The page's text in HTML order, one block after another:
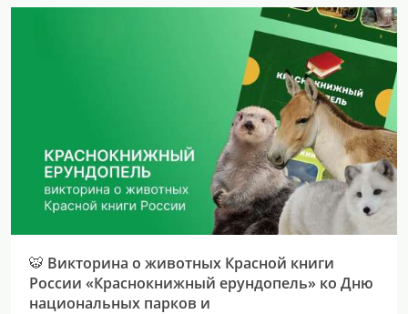
🐯 Викторина о животных Красной книги
России «Краснокнижный ерундопель» ко Дню
национальных парков и